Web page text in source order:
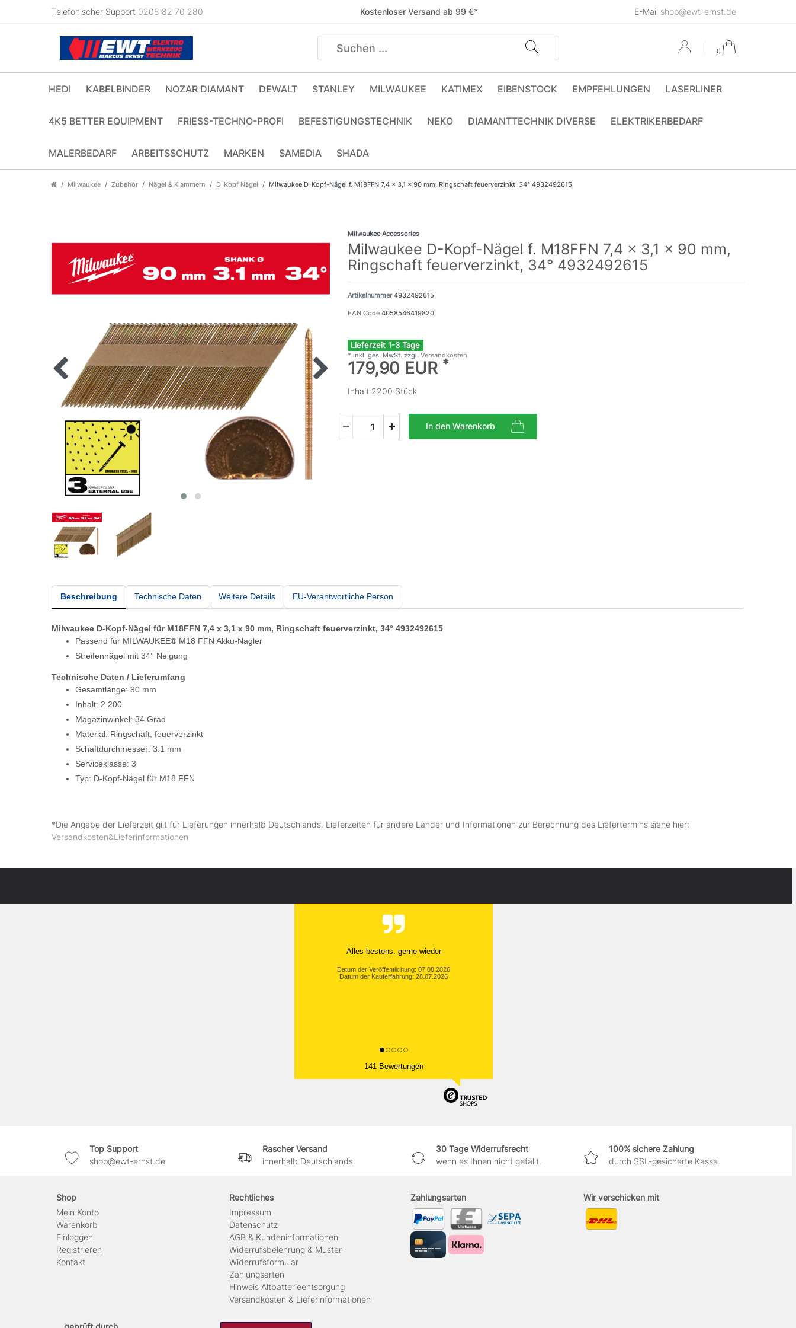
Telefonischer Support 0208 82 70 280 Kostenloser Versand ab 99 €* E-Mail shop@ewt-ernst.de
0
HEDI KABELBINDER NOZAR DIAMANT DEWALT STANLEY MILWAUKEE KATIMEX EIBENSTOCK EMPFEHLUNGEN LASERLINER
4K5 BETTER EQUIPMENT FRIESS-TECHNO-PROFI BEFESTIGUNGSTECHNIK NEKO DIAMANTTECHNIK DIVERSE ELEKTRIKERBEDARF
MALERBEDARF ARBEITSSCHUTZ MARKEN SAMEDIA SHADA
Milwaukee Zubehör Nägel & Klammern D-Kopf Nägel Milwaukee D-Kopf-Nägel f. M18FFN 7,4 x 3,1 x 90 mm, Ringschaft feuerverzinkt, 34° 4932492615
Milwaukee Accessories
Milwaukee D-Kopf-Nägel f. M18FFN 7,4 x 3,1 x 90 mm,
Ringschaft feuerverzinkt, 34° 4932492615
Artikelnummer4932492615
EAN Code 4058546419820
Lieferzeit 1-3 Tage
* inkl. ges. MwSt. zzgl. Versandkosten
179,90 EUR *
Inhalt 2200 Stück
In den Warenkorb
Beschreibung Technische Daten Weitere Details EU-Verantwortliche Person
Milwaukee D-Kopf-Nägel für M18FFN 7,4 x 3,1 x 90 mm, Ringschaft feuerverzinkt, 34° 4932492615
Passend für MILWAUKEE® M18 FFN Akku-Nagler
Streifennägel mit 34° Neigung
Technische Daten / Lieferumfang
Gesamtlänge: 90 mm
Inhalt: 2.200
Magazinwinkel: 34 Grad
Material: Ringschaft, feuerverzinkt
Schaftdurchmesser: 3.1 mm
Serviceklasse: 3
Typ: D-Kopf-Nägel für M18 FFN
*Die Angabe der Lieferzeit gilt für Lieferungen innerhalb Deutschlands. Lieferzeiten für andere Länder und Informationen zur Berechnung des Liefertermins siehe hier:
Versandkosten&Lieferinformationen
Alles bestens. gerne wieder
Datum der Veröffentlichung: 07.08.2026
Datum der Kauferfahrung: 28.07.2026
141 Bewertungen
Top Support
shop@ewt-ernst.de
Rascher Versand
innerhalb Deutschlands.
30 Tage Widerrufsrecht
wenn es Ihnen nicht gefällt.
100% sichere Zahlung
durch SSL-gesicherte Kasse.
Shop
Mein Konto
Warenkorb
Einloggen
Registrieren
Kontakt
Rechtliches
Impressum
Daten­schutz
AGB & Kundeninformationen
Widerrufsbelehrung & Muster-
Widerrufsformular
Zahlungsarten
Hinweis Altbatterieentsorgung
Versandkosten & Lieferinformationen
Zahlungsarten Wir verschicken mit